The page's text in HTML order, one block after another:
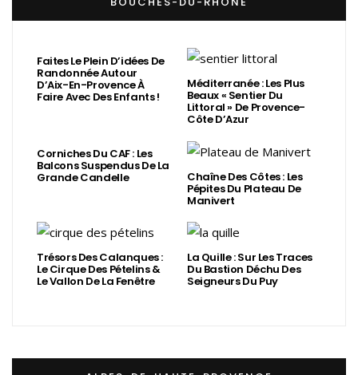
Faites Le Plein D’idées De
Randonnée Autour
D’Aix-En-Provence À
Faire Avec Des Enfants !
Méditerranée : Les Plus
Beaux « Sentier Du
Littoral » De Provence-
Côte D’Azur
Corniches Du CAF : Les
Balcons Suspendus De La
Grande Candelle Chaîne Des Côtes : Les
Pépites Du Plateau De
Manivert
Trésors Des Calanques :
Le Cirque Des Pételins &
Le Vallon De La Fenêtre
La Quille : Sur Les Traces
Du Bastion Déchu Des
Seigneurs Du Puy